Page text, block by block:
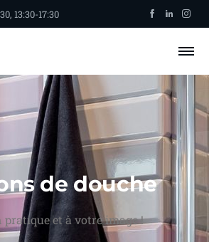
13:30-17:30
de douche
pratique et à votre image !